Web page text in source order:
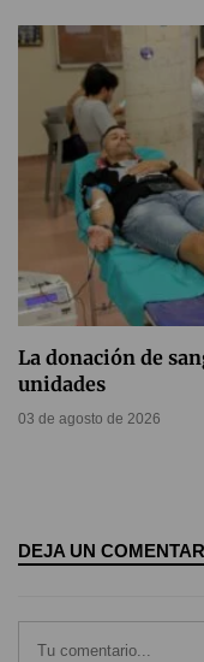
La donación de
unidades
03 de agosto de 2026
DEJA UN